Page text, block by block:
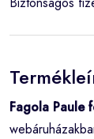
Fagola Paule